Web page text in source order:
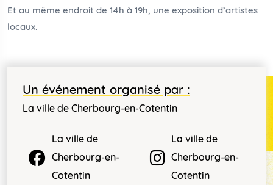
Et au même endroit de 14h à 19h, une exposition d’artistes
locaux.
Un événement organisé par :
La ville de Cherbourg-en-Cotentin
La ville de
Cherbourg-en-
Cotentin
La ville de
Cherbourg-en-
Cotentin